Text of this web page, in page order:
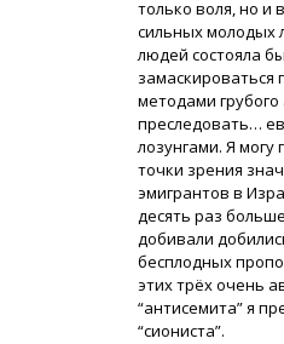
только воля, но и
сильных молодых
людей состояла
замаскироваться
методами
преследовать…
лозунгами. Я могу
точки зрения
эмигрантов в
десять раз
добивали
бесплодных
этих трёх очень
“антисемита” я
“сиониста”.